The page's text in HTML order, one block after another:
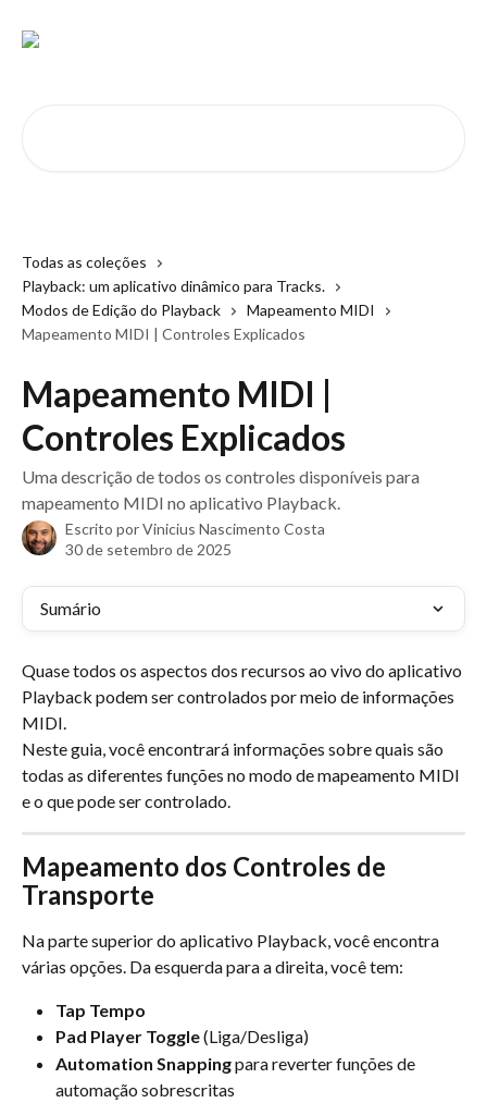
Todas as coleções
Playback: um aplicativo dinâmico para Tracks.
Modos de Edição do Playback
Mapeamento MIDI
Mapeamento MIDI | Controles Explicados
Mapeamento MIDI |
Controles Explicados
Uma descrição de todos os controles disponíveis para
mapeamento MIDI no aplicativo Playback.
Escrito porVinicius Nascimento Costa
30 de setembro de 2025
Sumário
Quase todos os aspectos dos recursos ao vivo do aplicativo
Playback podem ser controlados por meio de informações
MIDI.
Neste guia, você encontrará informações sobre quais são
todas as diferentes funções no modo de mapeamento MIDI
e o que pode ser controlado.
Mapeamento dos Controles de
Transporte
Na parte superior do aplicativo Playback, você encontra
várias opções. Da esquerda para a direita, você tem:
Tap Tempo
Pad Player Toggle (Liga/Desliga)
Automation Snapping para reverter funções de
automação sobrescritas